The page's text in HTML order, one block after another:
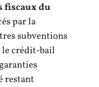
fiscaux du
par la
subventions
le crédit-bail
restant